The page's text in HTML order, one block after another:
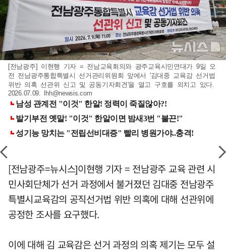
[전남광주] 이현행 기자 = 전남교육회의와 광주교육시민연대가 9일 오
전 전남광주통합특별시 선거관리위원회 앞에서 '김대중 교육감 선거법
위반 의혹 선관위 신고 및 공동기자회견'을 열고 구호를 외치고 있다.
2026.07.09.
lhh@newsis.com
[전남광주=뉴시스]이현행 기자 = 전남광주 교육 관련 시
민사회단체가 선거 과정에서 불거졌던 김대중 전남광주
특별시교육감의 공직선거법 위반 의혹에 대해 선관위에
공정한 조사를 요구했다.
이에 대해 김 교육감은 선거 과정의 의혹 제기는 모두 설